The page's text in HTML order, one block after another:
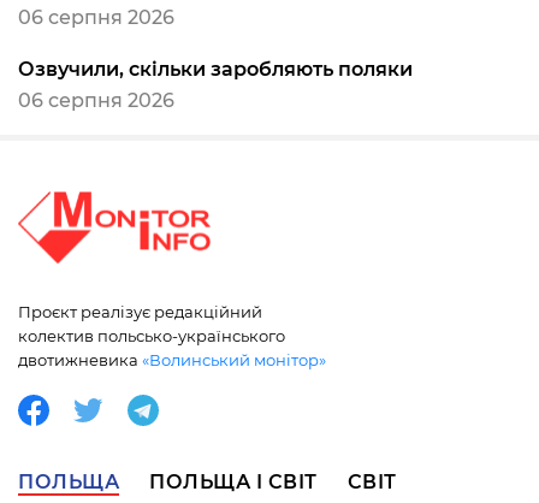
06 серпня 2026
Озвучили, скільки заробляють поляки
06 серпня 2026
Проєкт реалізує редакційний
колектив польсько-українського
двотижневика «Волинський монітор»
ПОЛЬЩА ПОЛЬЩА І СВІТ
СВІТ